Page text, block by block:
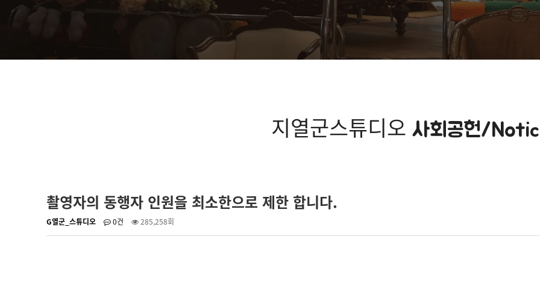
지열군스튜디오 사회공헌/Notic
촬영자의 동행자 인원을 최소한으로 제한 합니다.
G열군_스튜디오 0건 285,258회